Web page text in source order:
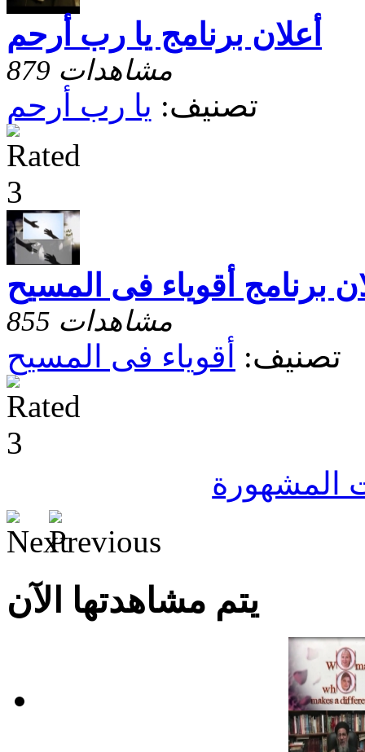
أعلان برنامج يا رب أرحم
879 مشاهدات
تصنيف: يا رب أرحم
برنامج أقوياء فى المسيح
855 مشاهدات
تصنيف: أقوياء فى المسيح
المشهورة
يتم مشاهدتها الآن